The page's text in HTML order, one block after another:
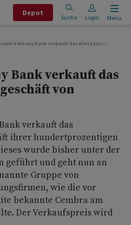
Depot
Suche Login Menu
Money Bank verkauft das
Bank verkauft das
von
verkauft das
ihrer hundertprozentigen
wurde bisher unter der
geführt und geht nun an
Gruppe von
wie die vor
bekannte Cembra am
Der Verkaufspreis wird